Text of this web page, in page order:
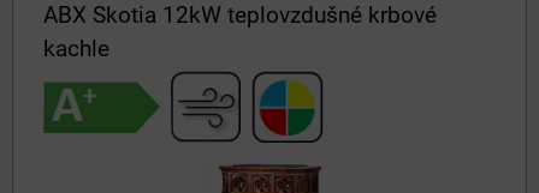
ABX Skotia 12kW teplovzdušné krbové
kachle